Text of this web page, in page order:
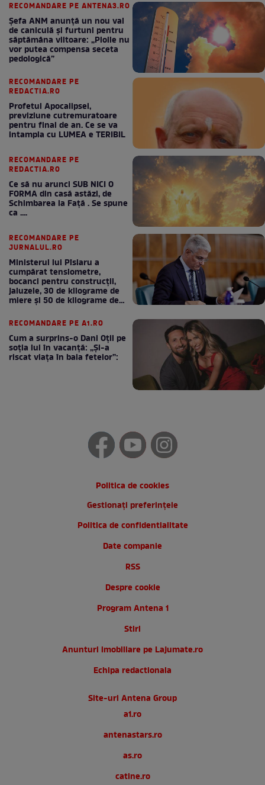
RECOMANDARE PE ANTENA3.RO
Șefa ANM anunță un nou val
de caniculă și furtuni pentru
săptămâna viitoare: „Ploile nu
vor putea compensa seceta
pedologică”
RECOMANDARE PE
REDACTIA.RO
Profetul Apocalipsei,
previziune cutremuratoare
pentru final de an. Ce se va
intampla cu LUMEA e TERIBIL
RECOMANDARE PE
REDACTIA.RO
Ce să nu arunci SUB NICI O
FORMA din casă astăzi, de
Schimbarea la Față . Se spune
ca ....
RECOMANDARE PE
JURNALUL.RO
Ministerul lui Pîslaru a
cumpărat tensiometre,
bocanci pentru construcții,
jaluzele, 30 de kilograme de
miere și 50 de kilograme de
RECOMANDARE PE A1.RO
Cum a surprins-o Dani Oțil pe
soția lui în vacanță: „Și-a
riscat viața în baia fetelor”:
Politica de cookies
Gestionați preferințele
Politica de confidentialitate
Date companie
RSS
Despre cookie
Program Antena 1
Stiri
Anunturi imobiliare pe Lajumate.ro
Echipa redactionala
Site-uri Antena Group
a1.ro
antenastars.ro
as.ro
catine.ro